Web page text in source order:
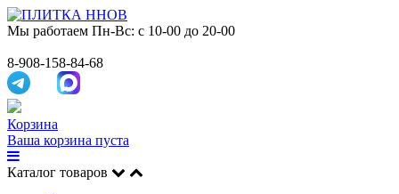
Мы работаем Пн-Вс: с 10-00 до 20-00
8-908-158-84-68
Корзина
Ваша корзина пуста
Каталог товаров